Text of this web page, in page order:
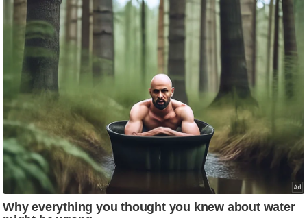
ला
फ
स्टा
इ
ल
टे
क्नॉ
लॉ
जी
ब्यू
टी